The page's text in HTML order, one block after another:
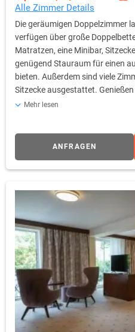
Alle Zimmer Details
Die geräumigen Doppelzimmer
verfügen über große
Matratzen, eine Minibar,
genügend Stauraum für einen
bieten. Außerdem sind viele
Sitzecke ausgestattet.
auf das Zwieseler Tal oder den
Waschtisch, der viel Stauraum
Badewanne, einen
hochwertige Pflegeprodukte
Mehr lesen
ANFRAGEN